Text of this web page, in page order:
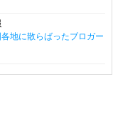
各地に散らばったブロガー